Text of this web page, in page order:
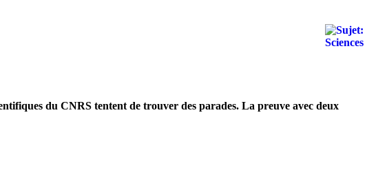
du CNRS tentent de trouver des parades. La preuve avec deux